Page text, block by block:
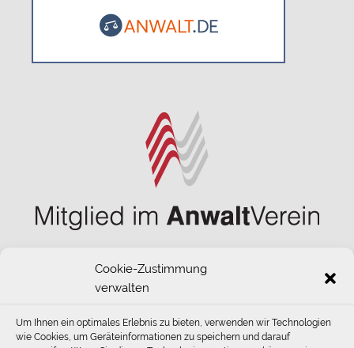
Cookie-Zustimmung
verwalten
Um Ihnen ein optimales Erlebnis zu bieten, verwenden wir Technologien
wie Cookies, um Geräteinformationen zu speichern und darauf